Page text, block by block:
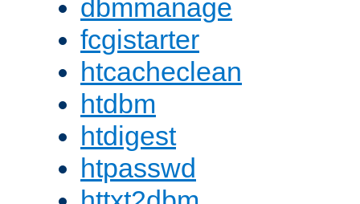
dbmmanage
fcgistarter
htcacheclean
htdbm
htdigest
htpasswd